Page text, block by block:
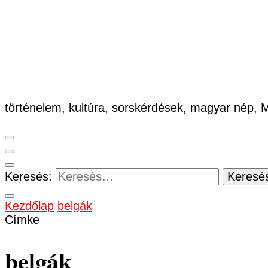
történelem, kultúra, sorskérdések, magyar nép,
Keresés:
Kezdőlap belgák
Címke
belgák